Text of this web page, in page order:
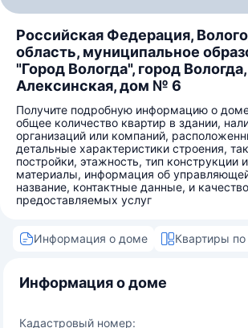
Российская Федерация,
область, муниципальное
"Город Вологда", город
Алексинская, дом № 6
Получите подробную информацию о
общее количество квартир в здании,
организаций или компаний,
детальные характеристики строения,
постройки, этажность, тип конструкции
материалы, информация об
название, контактные данные, и качество
предоставляемых услуг
Информация о доме Квартиры
Информация о доме
Кадастровый номер: